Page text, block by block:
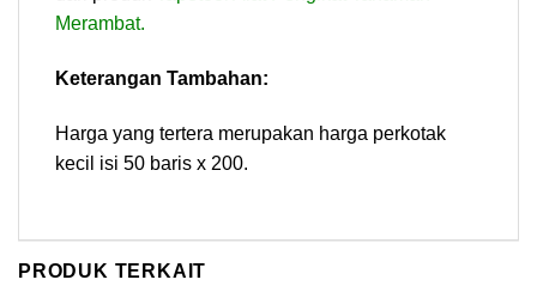
Merambat.
Keterangan Tambahan:
Harga yang tertera merupakan harga perkotak
kecil isi 50 baris x 200.
PRODUK TERKAIT